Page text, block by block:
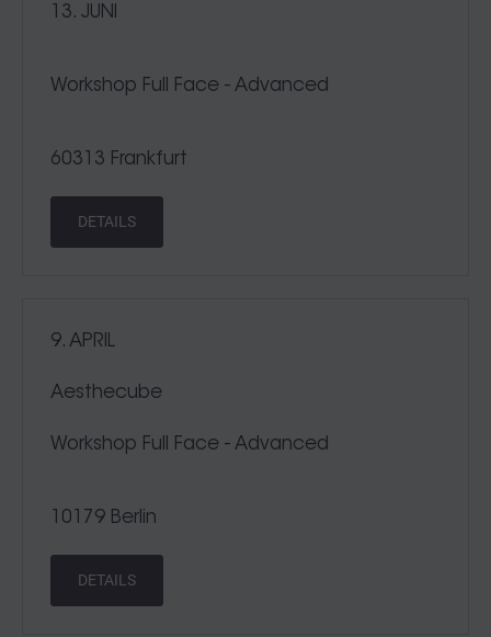
13. JUNI
Workshop Full Face - Advanced
60313 Frankfurt
DETAILS
9. APRIL
Aesthecube
Workshop Full Face - Advanced
10179 Berlin
DETAILS